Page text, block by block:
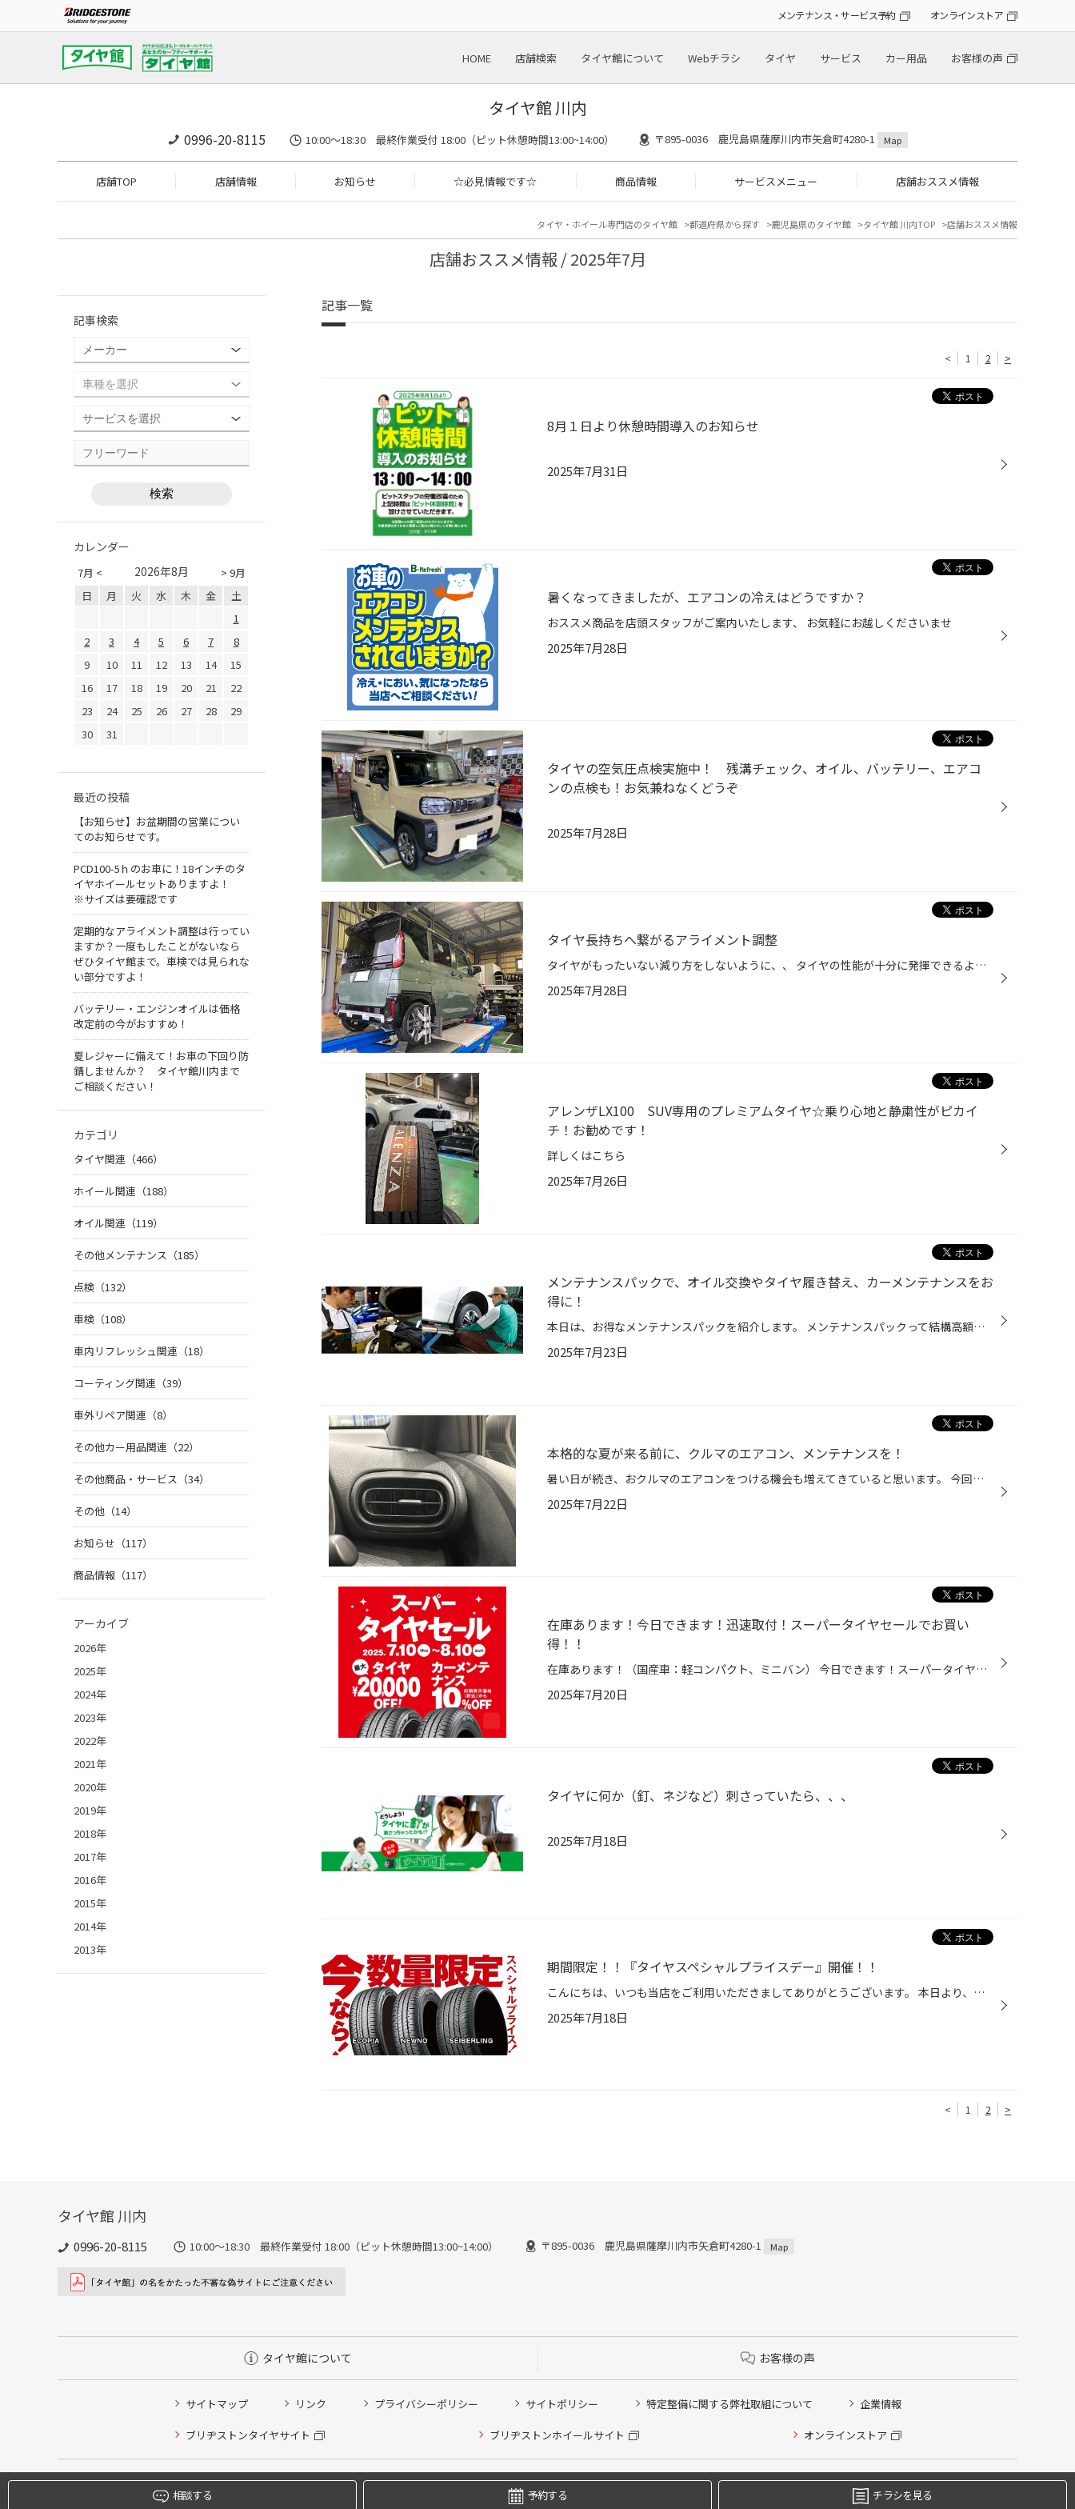
メンテナンス・サービス予約 オンラインストア
HOME 店舗検索 タイヤ館について Webチラシ タイヤ サービス カー用品 お客様の声
タイヤ館 川内
0996-20-8115 10:00～18:30 最終作業受付 18:00（ピット休憩時間13:00~14:00） 〒895-0036 鹿児島県薩摩川内市矢倉町4280-1 Map
店舗TOP 店舗情報 お知らせ ☆必見情報です☆ 商品情報 サービスメニュー 店舗おススメ情報
タイヤ・ホイール専門店のタイヤ館 都道府県から探す 鹿児島県のタイヤ館 タイヤ館 川内TOP 店舗おススメ情報
店舗おススメ情報 / 2025年7月
記事一覧
< 1 2 >
8月１日より休憩時間導入のお知らせ
2025年7月31日
暑くなってきましたが、エアコンの冷えはどうですか？
おススメ商品を店頭スタッフがご案内いたします、 お気軽にお越しくださいませ
2025年7月28日
タイヤの空気圧点検実施中！ 残溝チェック、オイル、バッテリー、エアコ
ンの点検も！お気兼ねなくどうぞ
2025年7月28日
タイヤ長持ちへ繋がるアライメント調整
タイヤがもったいない減り方をしないように、、 タイヤの性能が十分に発揮できるように、、 人に例えると骨盤を矯正するイメージです。 アライメント調整 タイヤ館お勧めの作業メニューです
2025年7月28日
アレンザLX100 SUV専用のプレミアムタイヤ☆乗り心地と静粛性がピカイ
チ！お勧めです！
詳しくはこちら
2025年7月26日
メンテナンスパックで、オイル交換やタイヤ履き替え、カーメンテナンスをお
得に！
本日は、お得なメンテナンスパックを紹介します。 メンテナンスパックって結構高額なイメージをお持ちのお客様も多いと思いますが、 コクピット・タイヤ館のメンテナンスパックは、 手軽に、日常的なおクルマのメンテナンスをカバーする内容になっておりますので、 是非、一度ご検討ください！ コク...
2025年7月23日
本格的な夏が来る前に、クルマのエアコン、メンテナンスを！
暑い日が続き、おクルマのエアコンをつける機会も増えてきていると思います。 今回は暑い夏に向けた、おクルマのエアコン向け、おススメ商品のご紹介です！ 【おクルマのエアコン、メンテナンスにオススメ商品！】 エアコンには、コンプレッサーという、エアコンを動かす心臓のようなものがあり、 ...
2025年7月22日
在庫あります！今日できます！迅速取付！スーパータイヤセールでお買い
得！！
在庫あります！（国産車：軽コンパクト、ミニバン） 今日できます！スーパータイヤセールでお買い得！！ 在庫確認はお電話でどうぞ。 いつも当店をご利用いただきましてありがとうございます。 コクピット・タイヤ館では、ブリヂストンタイヤをお得に買える！ スーパータイヤセールを開催いたします...
2025年7月20日
タイヤに何か（釘、ネジなど）刺さっていたら、、、
2025年7月18日
期間限定！！『タイヤスペシャルプライスデー』開催！！
こんにちは、いつも当店をご利用いただきましてありがとうございます。 本日より、コクピット・タイヤ館におきまして、 期間限定！ サイズ限定！！ 数量限定！！！ お得にお買い求めいただける、「タイヤスペシャルプライスデー」がスタートします！ お得なタイヤのご紹介！！ ワゴンR、N-BOX、タン...
2025年7月18日
< 1 2 >
記事検索
カレンダー
7月 < > 9月
2026年8月
日 月 火 水 木 金
土
1
2
3 4 5 6 7
8
9
10 11 12 13 14
15
16
17 18 19 20 21
22
23
24 25 26 27 28
29
30
31
最近の投稿
【お知らせ】お盆期間の営業につい
てのお知らせです。
PCD100-5ｈのお車に！18インチのタ
イヤホイールセットありますよ！
※サイズは要確認です
定期的なアライメント調整は行ってい
ますか？一度もしたことがないなら
ぜひタイヤ館まで。車検では見られな
い部分ですよ！
バッテリー・エンジンオイルは価格
改定前の今がおすすめ！
夏レジャーに備えて！お車の下回り防
錆しませんか？ タイヤ館川内まで
ご相談ください！
カテゴリ
タイヤ関連（466）
ホイール関連（188）
オイル関連（119）
その他メンテナンス（185）
点検（132）
車検（108）
車内リフレッシュ関連（18）
コーティング関連（39）
車外リペア関連（8）
その他カー用品関連（22）
その他商品・サービス（34）
その他（14）
お知らせ（117）
商品情報（117）
アーカイブ
2026年
2025年
2024年
2023年
2022年
2021年
2020年
2019年
2018年
2017年
2016年
2015年
2014年
2013年
タイヤ館 川内
0996-20-8115 10:00～18:30 最終作業受付 18:00（ピット休憩時間13:00~14:00） 〒895-0036 鹿児島県薩摩川内市矢倉町4280-1 Map
タイヤ館について お客様の声
サイトマップ リンク プライバシーポリシー サイトポリシー 特定整備に関する弊社取組について 企業情報
ブリヂストンタイヤサイト ブリヂストンホイールサイト オンラインストア
Copyright © 2024 Bridgestone Retail Co.,Ltd. All rights Reserved.
相談する 予約する チラシを見る
タイヤ点検・安全点検/タイヤ履き替え/オイル交換/その他ピット作業の予約
クローク契約会員専用タイヤ履き替え※タイヤ履き替えを希望のクローク契約会員の方はこちらを選択ください
本日のタイヤ履き替え順番待ち予約 ※クローク契約会員の方はご利用いただけません